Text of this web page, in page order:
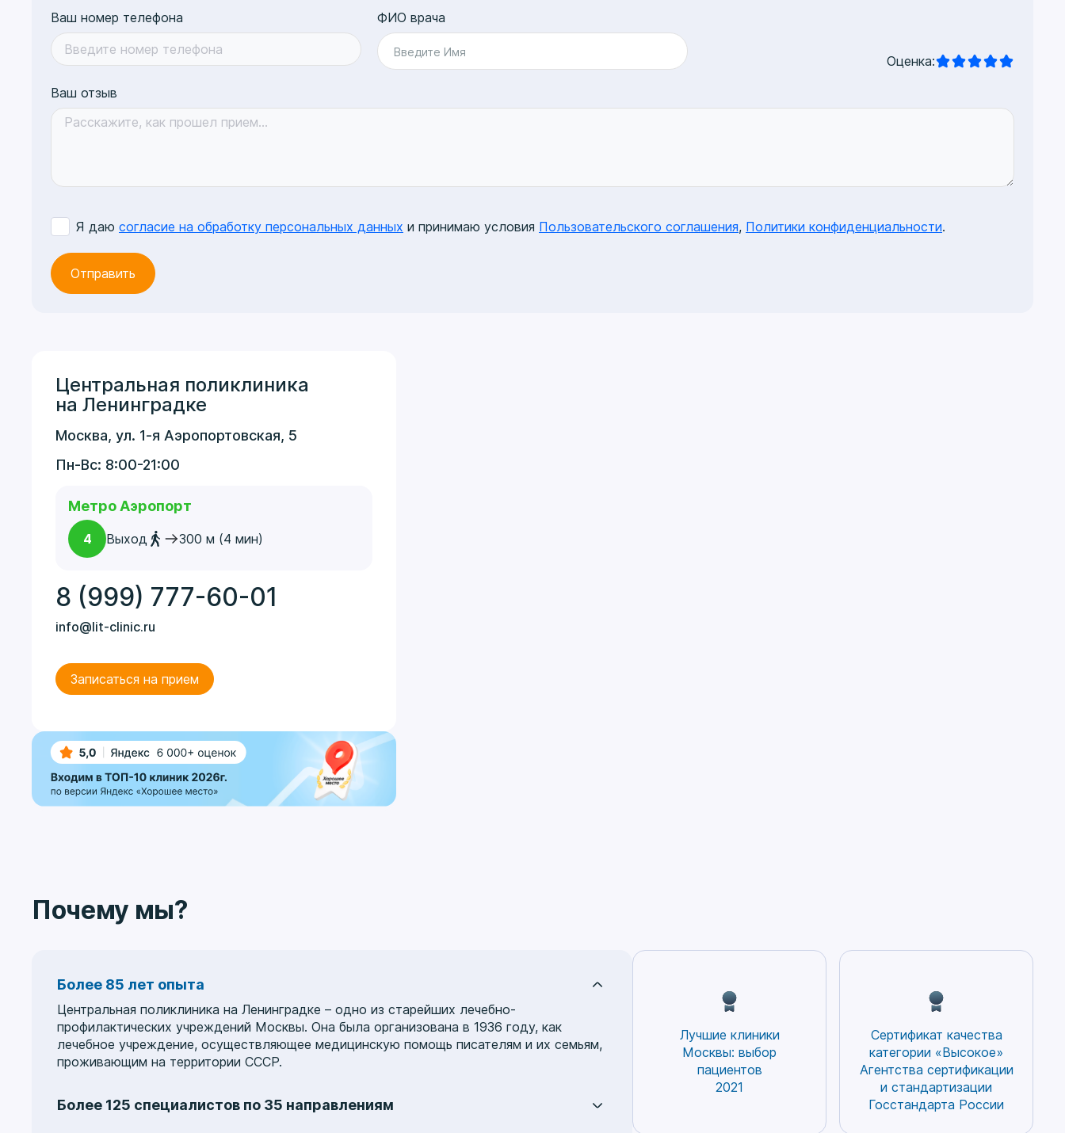
Ваш номер телефона ФИО врача
Введите Имя
Оценка:
Ваш отзыв
Я даю согласие на обработку персональных данных и принимаю условия Пользовательского соглашения, Политики конфиденциальности.
Центральная поликлиника
на Ленинградке
Москва, ул. 1-я Аэропортовская, 5
Пн-Вс: 8:00-21:00
Метро Аэропорт
4 Выход 300 м (4 мин)
8 (999) 777-60-01
info@lit-clinic.ru
Записаться на прием
Почему мы?
Более 85 лет опыта
Центральная поликлиника на Ленинградке – одно из старейших лечебно-
профилактических учреждений Москвы. Она была организована в 1936 году, как
лечебное учреждение, осуществляющее медицинскую помощь писателям и их семьям,
проживающим на территории СССР.
Более 125 специалистов по 35 направлениям
Лучшие клиники
Москвы: выбор
пациентов
2021
Сертификат качества
категории «Высокое»
Агентства сертификации
и стандартизации
Госстандарта России